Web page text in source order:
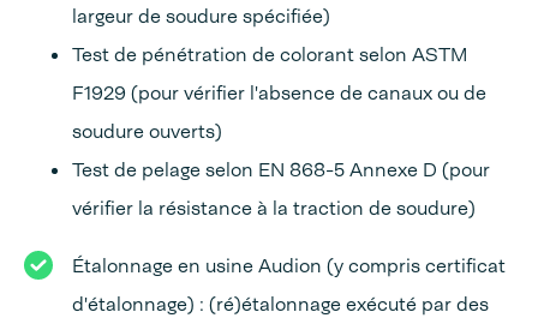
largeur de soudure spécifiée)
Test de pénétration de colorant selon ASTM
F1929 (pour vérifier l'absence de canaux ou de
soudure ouverts)
Test de pelage selon EN 868-5 Annexe D (pour
vérifier la résistance à la traction de soudure)
Étalonnage en usine Audion (y compris certificat
d'étalonnage) : (ré)étalonnage exécuté par des